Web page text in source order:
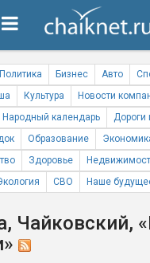
Политика Бизнес Авто
Культура Новости
Народный календарь
Дороги
Образование
Здоровье
СВО Наше
Чайковский,